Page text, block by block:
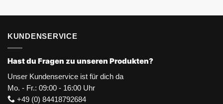
KUNDENSERVICE
Hast du Fragen zu unseren Produkten?
Unser Kundenservice ist für dich da
Mo. - Fr.: 09:00 - 16:00 Uhr
+49 (0) 84418792684